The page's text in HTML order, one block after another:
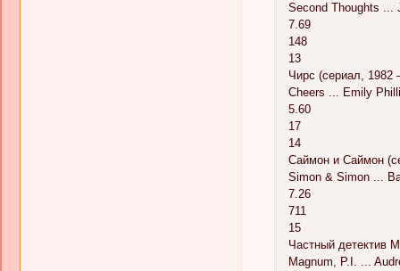
Second Thoughts ...
7.69
148
13
Чирс (сериал, 1982
Cheers ... Emily
5.60
17
14
Саймон и Саймон
Simon & Simon ...
7.26
711
15
Частный детектив
Magnum, P.I. ...